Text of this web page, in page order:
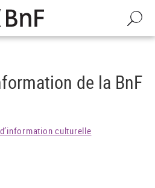
Recherche
de la BnF
culturelle